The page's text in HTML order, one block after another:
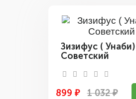
Зизифус ( Унаби)
Советский
899 ₽ 1 032 ₽